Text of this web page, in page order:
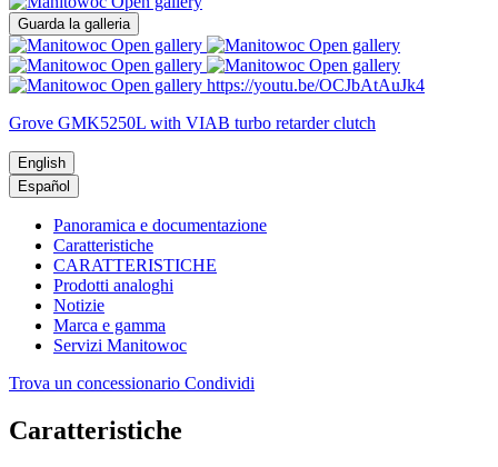
Guarda la galleria
Open gallery
Open gallery
Open gallery
Open gallery
Open gallery https://youtu.be/OCJbAtAuJk4
Grove GMK5250L with VIAB turbo retarder clutch
English
Español
Panoramica e documentazione
Caratteristiche
CARATTERISTICHE
Prodotti analoghi
Notizie
Marca e gamma
Servizi Manitowoc
Trova un concessionario Condividi
Caratteristiche